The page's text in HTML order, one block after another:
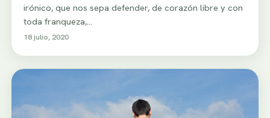
irónico, que nos sepa defender, de corazón libre y con
toda franqueza,…
18 julio, 2020